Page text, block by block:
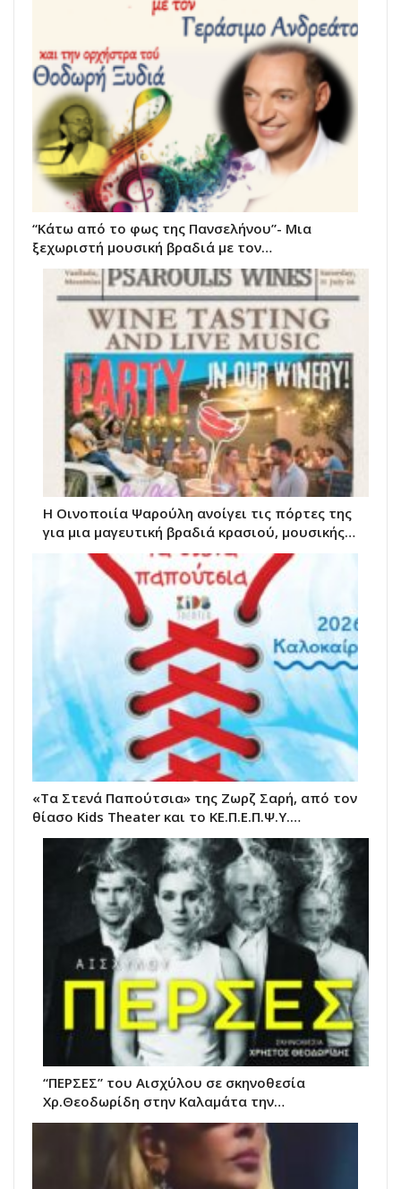
“Κάτω από το φως της Πανσελήνου”- Μια
ξεχωριστή μουσική βραδιά με τον…
Η Οινοποιία Ψαρούλη ανοίγει τις πόρτες της
για μια μαγευτική βραδιά κρασιού, μουσικής…
«Τα Στενά Παπούτσια» της Ζωρζ Σαρή, από τον
θίασο Kids Theater και το ΚΕ.Π.Ε.Π.Ψ.Υ.…
“ΠΕΡΣΕΣ” του Αισχύλου σε σκηνοθεσία
Χρ.Θεοδωρίδη στην Καλαμάτα την…